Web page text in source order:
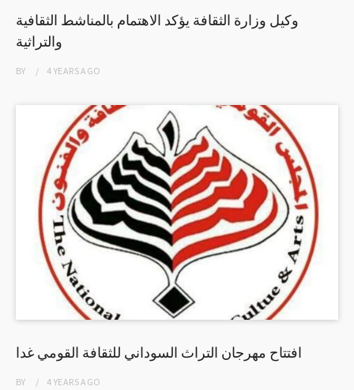
وكيل وزارة الثقافة يؤكد الاهتمام بالمناشط الثقافية
والتراثية
BY 4 YEARSAGO
افتتاح مهرجان التراث السوداني للثقافة القومي غدا
BY 4 YEARSAGO